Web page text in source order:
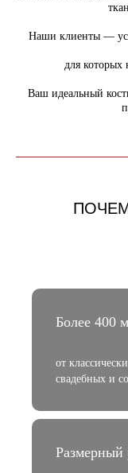
Наши клиенты —
для которых
Ваш идеальный
Более 400
от
свадебных и
Размерный